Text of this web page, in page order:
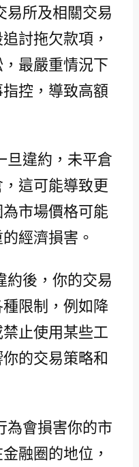
易所及相關交易
討拖欠款項，
最嚴重情況下
控，導致高額
旦違約，未平倉
這可能導致更
市場價格可能
經濟損害。
約後，你的交易
限制，例如降
止使用某些工
的交易策略和
為會損害你的市
融圈的地位，